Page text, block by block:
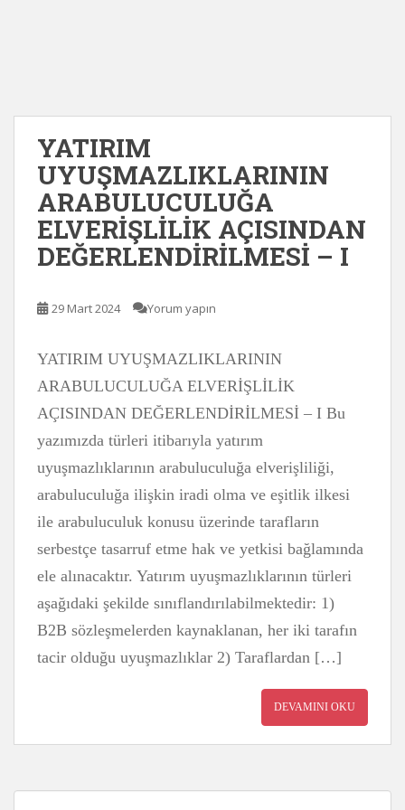
YATIRIM
UYUŞMAZLIKLARININ
ARABULUCULUĞA
ELVERİŞLİLİK AÇISINDAN
DEĞERLENDİRİLMESİ – I
29 Mart 2024 Yorum yapın
YATIRIM UYUŞMAZLIKLARININ
ARABULUCULUĞA ELVERİŞLİLİK
AÇISINDAN DEĞERLENDİRİLMESİ – I Bu
yazımızda türleri itibarıyla yatırım
uyuşmazlıklarının arabuluculuğa elverişliliği,
arabuluculuğa ilişkin iradi olma ve eşitlik ilkesi
ile arabuluculuk konusu üzerinde tarafların
serbestçe tasarruf etme hak ve yetkisi bağlamında
ele alınacaktır. Yatırım uyuşmazlıklarının türleri
aşağıdaki şekilde sınıflandırılabilmektedir: 1)
B2B sözleşmelerden kaynaklanan, her iki tarafın
tacir olduğu uyuşmazlıklar 2) Taraflardan […]
DEVAMINI OKU